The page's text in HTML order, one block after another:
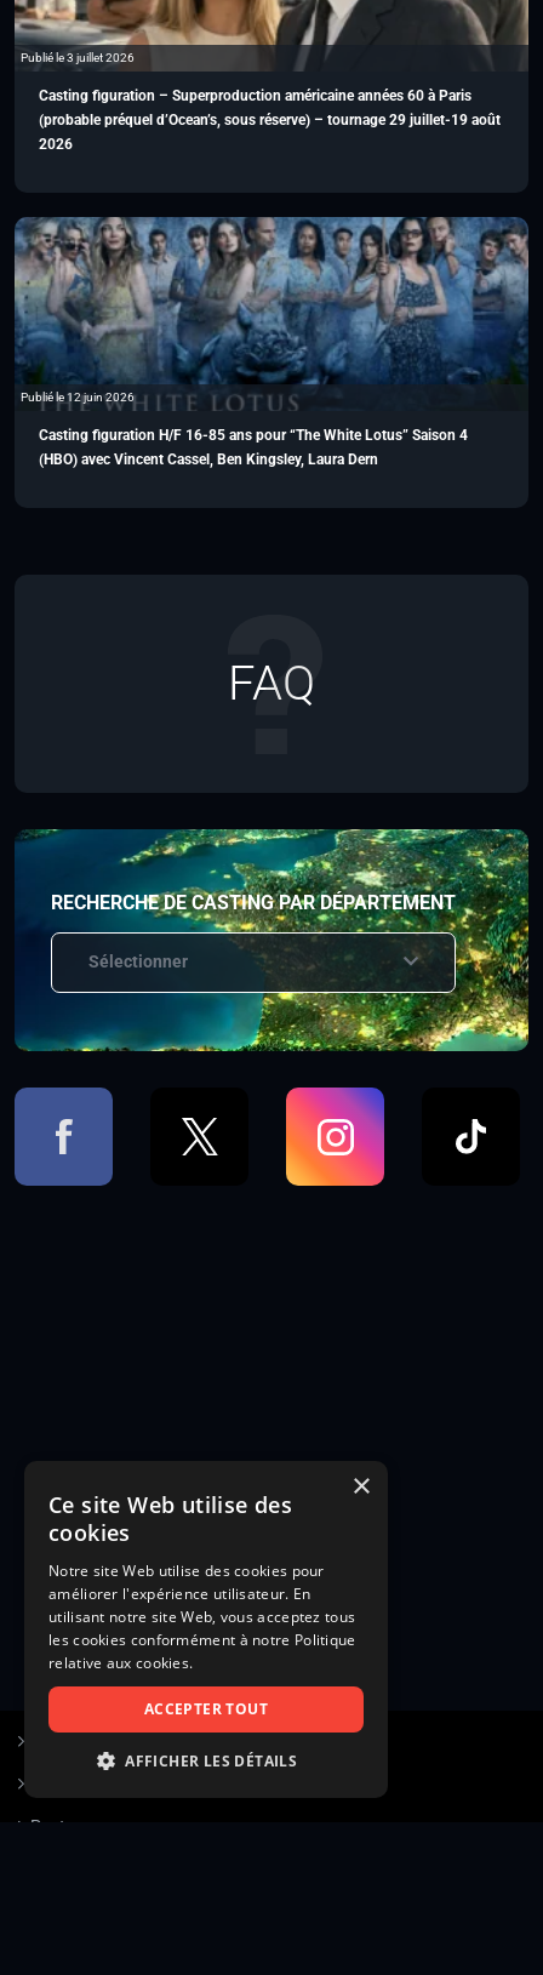
Publié le 3 juillet 2026
Casting figuration – Superproduction américaine années 60 à Paris
(probable préquel d’Ocean’s, sous réserve) – tournage 29 juillet-19 août
2026
Publié le 12 juin 2026
Casting figuration H/F 16-85 ans pour “The White Lotus” Saison 4
(HBO) avec Vincent Cassel, Ben Kingsley, Laura Dern
FAQ
RECHERCHE DE CASTING PAR DÉPARTEMENT
Sélectionner
Poster une annonce
×
Ce site Web utilise des
cookies
Notre site Web utilise des cookies pour
améliorer l'expérience utilisateur. En
utilisant notre site Web, vous acceptez tous
les cookies conformément à notre Politique
relative aux cookies.
ACCEPTER TOUT
AFFICHER LES DÉTAILS